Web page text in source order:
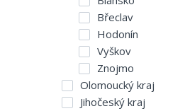
Břeclav
Hodonín
Vyškov
Znojmo
Olomoucký kraj
Jihočeský kraj